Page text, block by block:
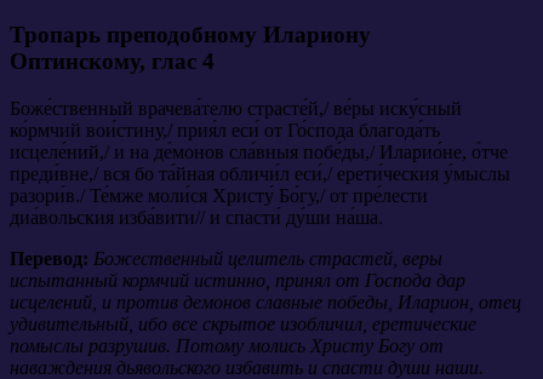
Тропарь преподобному Илариону
Оптинскому, глас 4
Боже́ственный врачева́телю страсте́й,/ ве́ры иску́сный
ко́рмчий вои́стину,/ прия́л еси́ от Го́спода благода́ть
исцеле́ний,/ и на де́монов сла́вныя побе́ды,/ Иларио́не, о́тче
преди́вне,/ вся бо та́йная обличи́л еси́,/ ерети́ческия у́мыслы
разори́в./ Те́мже моли́ся Христу́ Бо́гу,/ от пре́лести
диа́вольския изба́вити// и спасти́ ду́ши на́ша.
Перевод: Божественный целитель страстей, веры
испытанный кормчий истинно, принял от Господа дар
исцелений, и против демонов славные победы, Иларион, отец
удивительный, ибо все скрытое изобличил, еретические
помыслы разрушив. Потому молись Христу Богу от
наваждения дьявольского избавить и спасти души наши.